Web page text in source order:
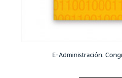
E-Administración.